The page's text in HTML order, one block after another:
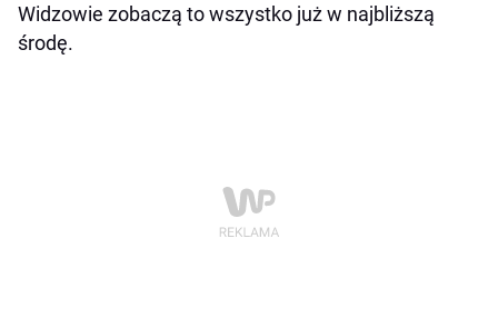
Widzowie zobaczą to wszystko już w najbliższą
środę.